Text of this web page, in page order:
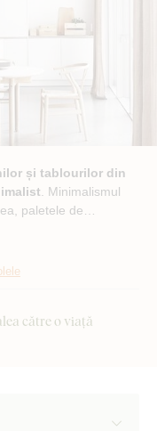
și tablourilor din
. Minimalismul
paletele de…
către o viață